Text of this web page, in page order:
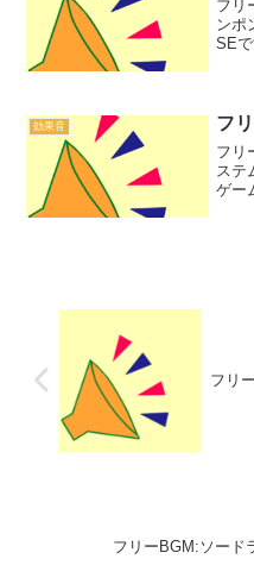
フリ
ンポ
SEで
効果音 フ
フリ
ステ
ゲー
フリ
フリーBGM:ソード